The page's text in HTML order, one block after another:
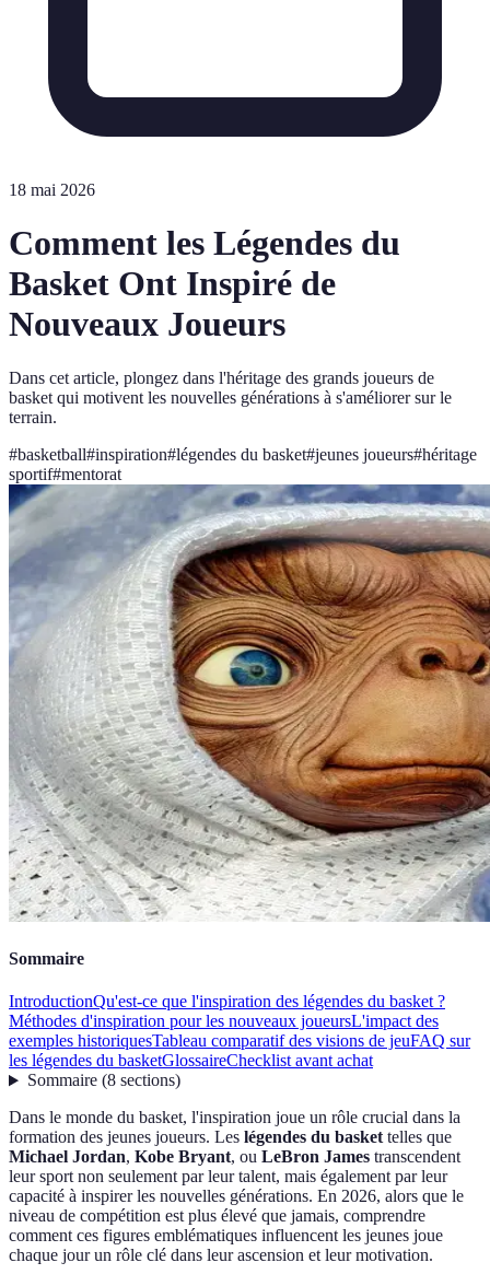
18 mai 2026
Comment les Légendes du
Basket Ont Inspiré de
Nouveaux Joueurs
Dans cet article, plongez dans l'héritage des grands joueurs de
basket qui motivent les nouvelles générations à s'améliorer sur le
terrain.
#basketball#inspiration#légendes du basket#jeunes joueurs#héritage
sportif#mentorat
Sommaire
IntroductionQu'est-ce que l'inspiration des légendes du basket ?
Méthodes d'inspiration pour les nouveaux joueursL'impact des
exemples historiquesTableau comparatif des visions de jeuFAQ sur
les légendes du basketGlossaireChecklist avant achat
Sommaire(8 sections)
Dans le monde du basket, l'inspiration joue un rôle crucial dans la
formation des jeunes joueurs. Les légendes du baskettelles que
Michael Jordan, Kobe Bryant, ou LeBron James transcendent
leur sport non seulement par leur talent, mais également par leur
capacité à inspirer les nouvelles générations. En 2026, alors que le
niveau de compétition est plus élevé que jamais, comprendre
comment ces figures emblématiques influencent les jeunes joue
chaque jour un rôle clé dans leur ascension et leur motivation.